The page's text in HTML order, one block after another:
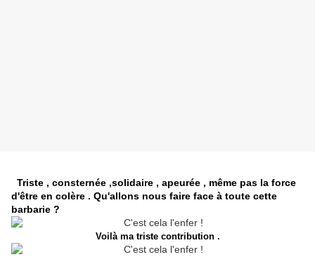
Triste , consternée ,solidaire , apeurée , même pas la force
d'être en colère . Qu'allons nous faire face à toute cette
barbarie ?
Voilà ma triste contribution .